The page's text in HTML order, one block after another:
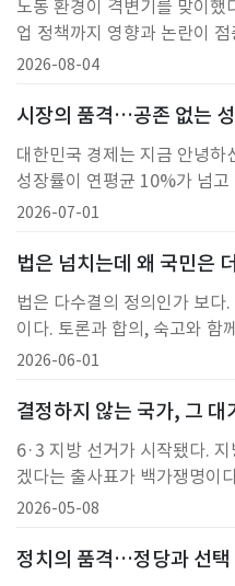
노동 환경이 격변기를 맞이했
업 정책까지 영향과 논란이 점
지 등장하는 작금이다. 거기
모든 것이 카오스적 변화에
인정하는 반도체·자동차·조
일한 노동자들의 헌신이 있
2026-08-04
시장의 품격…공존 없는
대한민국 경제는 지금 안녕하
성장률이 연평균 10%가 넘
근접한다고 한다. 온통 장밋빛
에는 온통 빈 상점에 '임대 문
정책과 정치가 어딘가 정상적
녕하지 못한
2026-07-01
법은 넘치는데 왜 국민은
법은 다수결의 정의인가 보다
이다. 토론과 합의, 숙고와 함
다듬고 가꿔 아름답고 이로운
려 하니 아마 이게 뉴-노멀 입
국회정치가 국가의 방향을 정
면, 입법은 국가 운
2026-06-01
결정하지 않는 국가, 그 대
6·3 지방 선거가 시작됐다.
겠다는 출사표가 백가쟁명이
이 넘쳐난다. 아마 승패에 따
립은 구호이고 생존적 논리와
2026-05-08
정치의 품격…정당과 선택